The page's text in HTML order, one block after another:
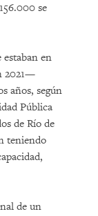
se
en
2021—
años, según
Pública
de Río de
teniendo
de un